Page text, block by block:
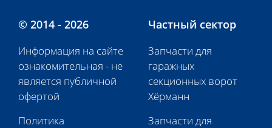
© 2014 - 2026
Информация на сайте
ознакомительная - не
является публичной
офертой
Политика
Частный сектор
Запчасти для
гаражных
секционных ворот
Хёрманн
Запчасти для